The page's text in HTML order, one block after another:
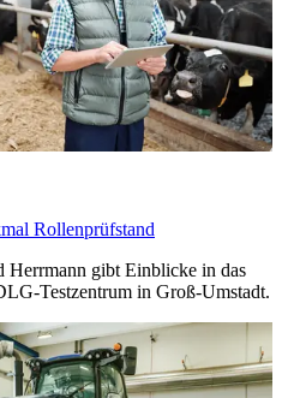
Rollenprüfstand
Herrmann gibt Einblicke in das
Testzentrum in Groß-Umstadt.